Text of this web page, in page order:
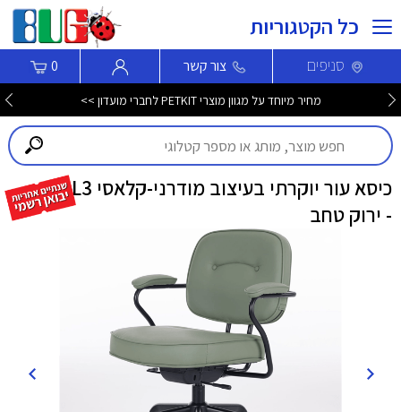
כל הקטגוריות
סניפים צור קשר 0
מחיר מיוחד על מגוון מוצרי PETKIT לחברי מועדון >>
כיסא עור יוקרתי בעיצוב מודרני-קלאסי L3
- ירוק טחב